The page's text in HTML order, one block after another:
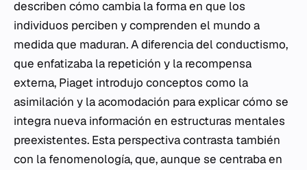
describen cómo cambia la forma en que los
individuos perciben y comprenden el mundo a
medida que maduran. A diferencia del conductismo,
que enfatizaba la repetición y la recompensa
externa, Piaget introdujo conceptos como la
asimilación y la acomodación para explicar cómo se
integra nueva información en estructuras mentales
preexistentes. Esta perspectiva contrasta también
con la fenomenología, que, aunque se centraba en